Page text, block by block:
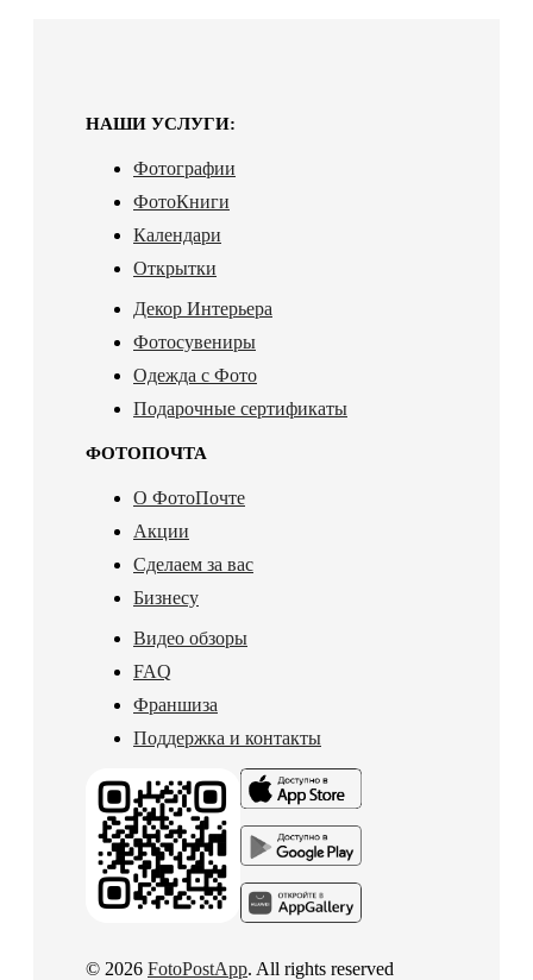
НАШИ УСЛУГИ:
Фотографии
ФотоКниги
Календари
Открытки
Декор Интерьера
Фотосувениры
Одежда с Фото
Подарочные сертификаты
ФОТОПОЧТА
О ФотоПочте
Акции
Сделаем за вас
Бизнесу
Видео обзоры
FAQ
Франшиза
Поддержка и контакты
© 2026 FotoPostApp. All rights reserved